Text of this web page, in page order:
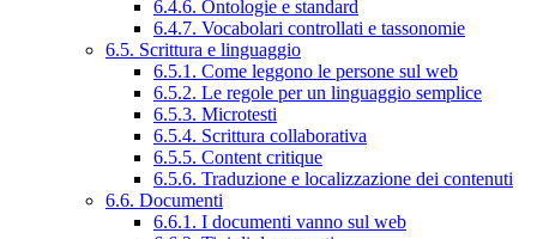
6.4.6. Ontologie e standard
6.4.7. Vocabolari controllati e tassonomie
6.5. Scrittura e linguaggio
6.5.1. Come leggono le persone sul web
6.5.2. Le regole per un linguaggio semplice
6.5.3. Microtesti
6.5.4. Scrittura collaborativa
6.5.5. Content critique
6.5.6. Traduzione e localizzazione dei contenuti
6.6. Documenti
6.6.1. I documenti vanno sul web